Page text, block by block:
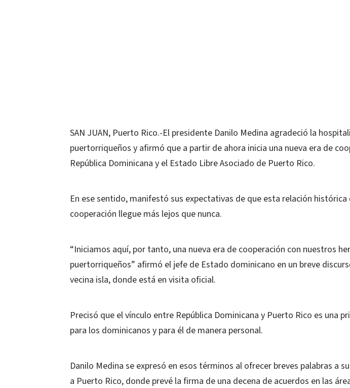
SAN JUAN, Puerto Rico.-El presidente Danilo Medina agradeció la
puertorriqueños y afirmó que a partir de ahora inicia una nueva era de
República Dominicana y el Estado Libre Asociado de Puerto Rico.
En ese sentido, manifestó sus expectativas de que esta relación
cooperación llegue más lejos que nunca.
“Iniciamos aquí, por tanto, una nueva era de cooperación con nuestros
puertorriqueños” afirmó el jefe de Estado dominicano en un breve
vecina isla, donde está en visita oficial.
Precisó que el vínculo entre República Dominicana y Puerto Rico es una
para los dominicanos y para él de manera personal.
Danilo Medina se expresó en esos términos al ofrecer breves palabras a
a Puerto Rico, donde prevé la firma de una decena de acuerdos en las